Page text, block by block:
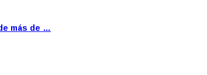
más de …